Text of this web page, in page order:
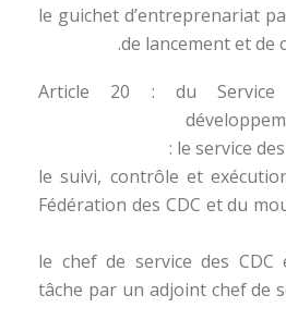
– le guichet d’entreprenariat
de lancement et de
Article 20 : du Service
le service
le suivi, contrôle et
Fédération des CDC et du
le chef de service des CDC
tâche par un adjoint chef de